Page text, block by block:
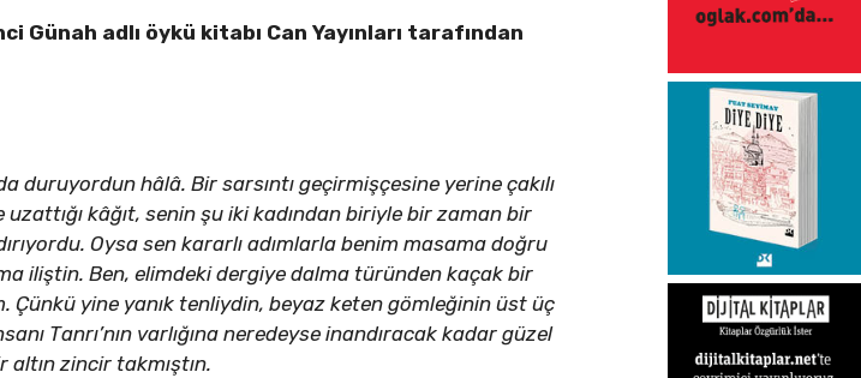
Günah adlı öykü kitabı Can Yayınları tarafından
duruyordun hâlâ. Bir sarsıntı geçirmişçesine yerine çakılı
uzattığı kâğıt, senin şu iki kadından biriyle bir zaman bir
Oysa sen kararlı adımlarla benim masama doğru
iliştin. Ben, elimdeki dergiye dalma türünden kaçak bir
Çünkü yine yanık tenliydin, beyaz keten gömleğinin üst üç
Tanrı’nın varlığına neredeyse inandıracak kadar güzel
altın zincir takmıştın.